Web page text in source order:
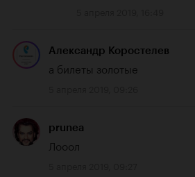
Александр Коростелев
а билеты золотые
prunea
Лооол